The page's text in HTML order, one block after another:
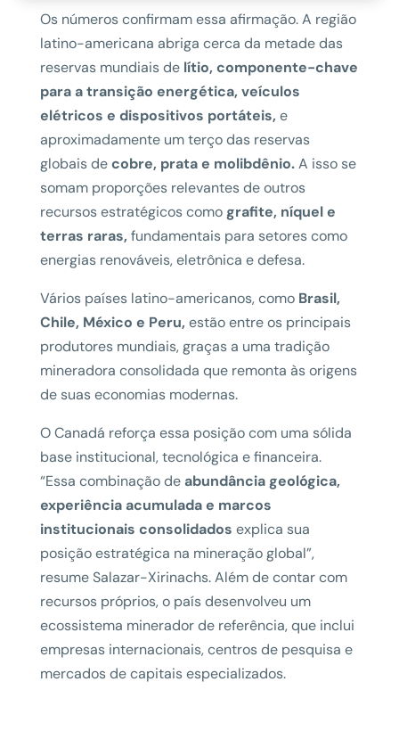
Os números confirmam essa afirmação. A região
latino-americana abriga cerca da metade das
reservas mundiais de lítio, componente-chave
para a transição energética, veículos
elétricos e dispositivos portáteis, e
aproximadamente um terço das reservas
globais decobre, prata e molibdênio.A isso se
somam proporções relevantes de outros
recursos estratégicos comografite, níquel e
terras raras, fundamentais para setores como
energias renováveis, eletrônica e defesa.
Vários países latino-americanos, como Brasil,
Chile, México e Peru, estão entre os principais
produtores mundiais, graças a uma tradição
mineradora consolidada que remonta às origens
de suas economias modernas.
O Canadá reforça essa posição com uma sólida
base institucional, tecnológica e financeira.
“Essa combinação de abundância geológica,
experiência acumulada e marcos
institucionais consolidados explica sua
posição estratégica na mineração global”,
resume Salazar-Xirinachs. Além de contar com
recursos próprios, o país desenvolveu um
ecossistema minerador de referência, que inclui
empresas internacionais, centros de pesquisa e
mercados de capitais especializados.